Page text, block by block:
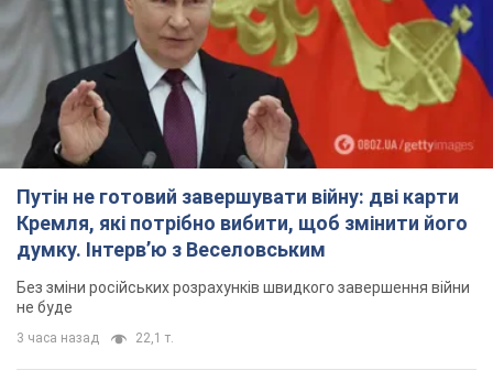
Путін не готовий завершувати війну: дві карти
Кремля, які потрібно вибити, щоб змінити його
думку. Інтерв’ю з Веселовським
Без зміни російських розрахунків швидкого завершення війни
не буде
3 часа назад 22,1 т.